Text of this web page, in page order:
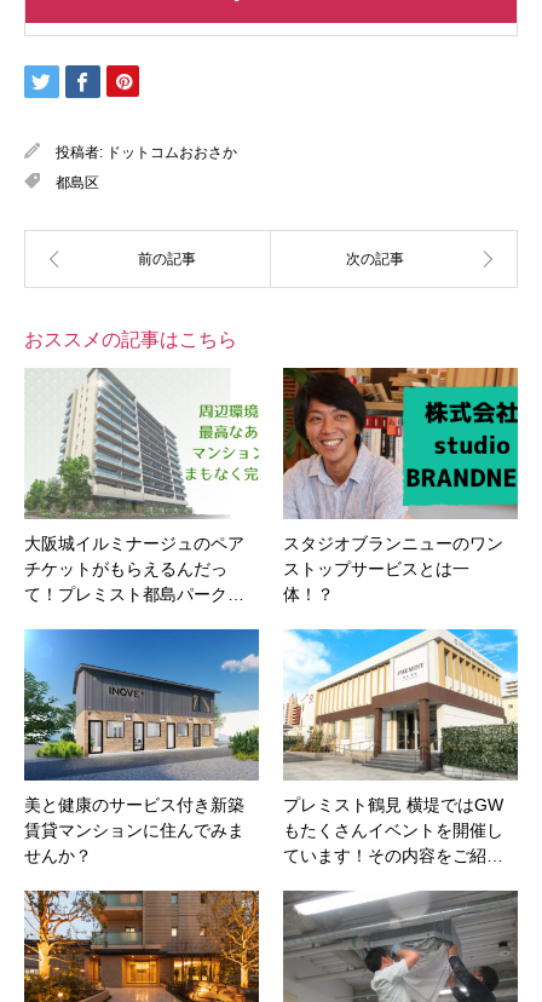
投稿者: ドットコムおおさか
都島区
おススメの記事はこちら
大阪城イルミナージュのペア
チケットがもらえるんだっ
て！プレミスト都島パーク…
スタジオブランニューのワン
ストップサービスとは一
体！？
美と健康のサービス付き新築
賃貸マンションに住んでみま
せんか？
プレミスト鶴見 横堤ではGW
もたくさんイベントを開催し
ています！その内容をご紹…